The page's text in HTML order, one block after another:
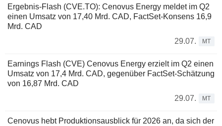
Ergebnis-Flash (CVE.TO): Cenovus Energy meldet im Q2
einen Umsatz von 17,40 Mrd. CAD, FactSet-Konsens 16,9
Mrd. CAD
29.07.
MT
Earnings Flash (CVE) Cenovus Energy erzielt im Q2 einen
Umsatz von 17,4 Mrd. CAD, gegenüber FactSet-Schätzung
von 16,87 Mrd. CAD
29.07.
MT
Cenovus hebt Produktionsausblick für 2026 an, da sich der